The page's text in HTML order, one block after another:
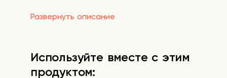
Развернуть описание
Используйте вместе с этим
продуктом: